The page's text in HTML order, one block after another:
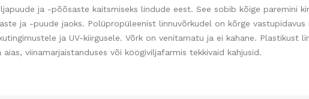
ja -põõsaste kaitsmiseks lindude eest. See sobib kõige paremini
ja -puude jaoks. Polüpropüleenist linnuvõrkudel on kõrge
ja UV-kiirgusele. Võrk on venitamatu ja ei kahane. Plastikust
aias, viinamarjaistanduses või köögiviljafarmis tekkivaid kahjusid.